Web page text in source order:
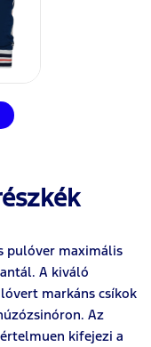
pulóver maximális
A kiváló
markáns csíkok
Az
kifejezi a